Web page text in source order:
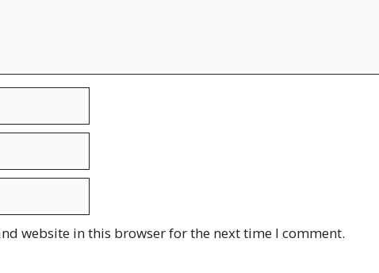
website in this browser for the next time I comment.